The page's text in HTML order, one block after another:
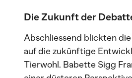
Die Zukunft der
Abschliessend blickten
auf die zukünftige
Tierwohl. Babette Sigg